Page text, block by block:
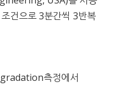
건으로 3분간씩 3반복
측정에서